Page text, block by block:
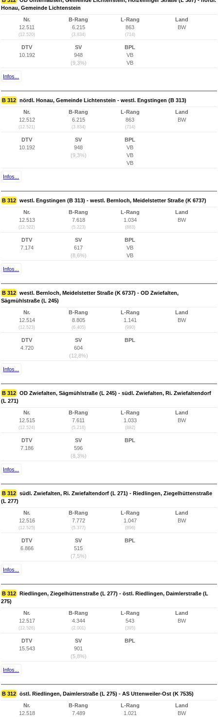
Honau, Gemeinde Lichtenstein
Nr.
12.511
(12.520)
B-Rang
6.215
(3.834)
L-Rang
863
(714)
Land
BW
DTV
10.192
SV
948
(9,3%)
BPL
VB
VB
Infos...
B 312 nördl. Honau, Gemeinde Lichtenstein - westl. Engstingen (B 313)
Nr.
12.512
(12.521)
B-Rang
6.215
(3.834)
L-Rang
863
(714)
Land
BW
DTV
10.192
SV
948
(9,3%)
BPL
VB
VB
VB
Infos...
B 312 westl. Engstingen (B 313) - westl. Bernloch, Meidelstetter Straße (K 6737)
Nr.
12.513
(12.522)
B-Rang
7.618
(5.223)
L-Rang
1.034
(883)
Land
BW
DTV
7.174
SV
617
(8,6%)
BPL
VB
VB
Infos...
B 312 westl. Bernloch, Meidelstetter Straße (K 6737) - OD Zwiefalten,
Sägmühlstraße (L 245)
Nr.
12.514
(12.523)
B-Rang
8.805
(6.405)
L-Rang
1.141
(990)
Land
BW
DTV
4.720
SV
604
(12,8%)
BPL
Infos...
B 312 OD Zwiefalten, Sägmühlstraße (L 245) - südl. Zwiefalten, Ri. Zwiefaltendorf
(L 271)
Nr.
12.515
(12.524)
B-Rang
7.611
(5.216)
L-Rang
1.033
(882)
Land
BW
DTV
7.186
SV
596
(8,3%)
BPL
Infos...
B 312 südl. Zwiefalten, Ri. Zwiefaltendorf (L 271) - Riedlingen, Ziegelhüttenstraße
(L 277)
Nr.
12.516
(12.525)
B-Rang
7.772
(5.377)
L-Rang
1.047
(896)
Land
BW
DTV
6.866
SV
515
(7,5%)
BPL
Infos...
B 312 Riedlingen, Ziegelhüttenstraße (L 277) - östl. Riedlingen, Daimlerstraße (L
275)
Nr.
12.517
(12.526)
B-Rang
4.344
(2.001)
L-Rang
543
(395)
Land
BW
DTV
15.543
SV
901
(5,8%)
BPL
Infos...
B 312 östl. Riedlingen, Daimlerstraße (L 275) - AS Uttenweiler-Ost (K 7535)
Nr.
12.518
B-Rang
7.489
L-Rang
1.021
Land
BW